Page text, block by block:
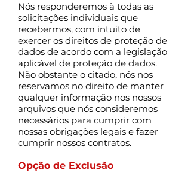
Nós responderemos à todas as
solicitações individuais que
recebermos, com intuito de
exercer os direitos de proteção de
dados de acordo com a legislação
aplicável de proteção de dados.
Não obstante o citado, nós nos
reservamos no direito de manter
qualquer informação nos nossos
arquivos que nós consideremos
necessários para cumprir com
nossas obrigações legais e fazer
cumprir nossos contratos.
Opção de Exclusão